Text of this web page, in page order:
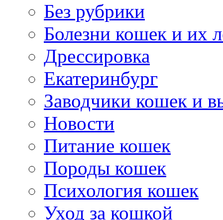
Без рубрики
Болезни кошек и их
Дрессировка
Екатеринбург
Заводчики кошек и
Новости
Питание кошек
Породы кошек
Психология кошек
Уход за кошкой